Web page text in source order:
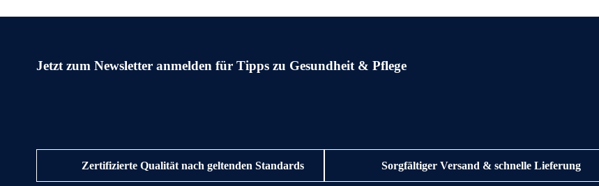
Jetzt zum Newsletter anmelden für Tipps zu Gesundheit & Pflege
Zertifizierte Qualität nach geltenden Standards Sorgfältiger Versand & schnelle Lieferung